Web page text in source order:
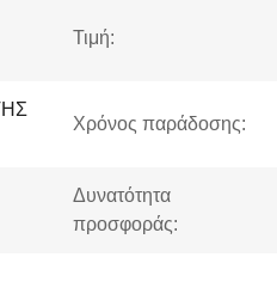
Τιμή:
Χρόνος παράδοσης:
Δυνατότητα
προσφοράς: